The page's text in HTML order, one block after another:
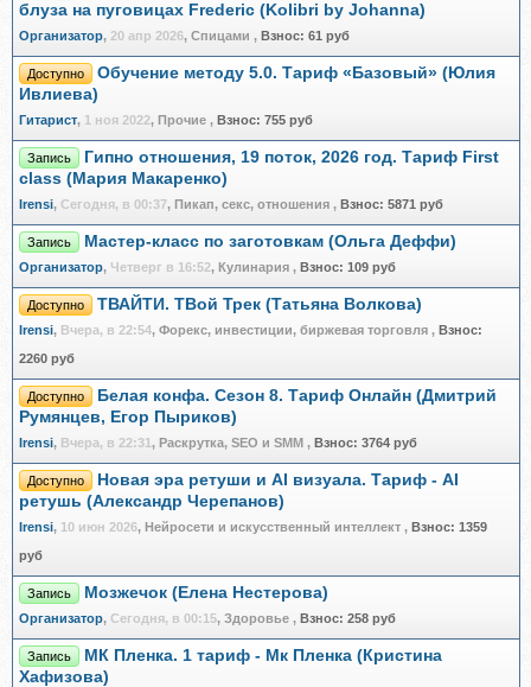
блуза на пуговицах Frederic (Kolibri by Johanna)
Организатор, 20 апр 2026, Спицами , Взнос: 61 руб
Доступно
Обучение методу 5.0. Тариф «Базовый» (Юлия
Ивлиева)
Гитарист, 1 ноя 2022, Прочие , Взнос: 755 руб
Запись
Гипно отношения, 19 поток, 2026 год. Тариф First
class (Мария Макаренко)
Irensi, Сегодня, в 00:37, Пикап, секс, отношения , Взнос: 5871 руб
Запись Мастер-класс по заготовкам (Ольга Деффи)
Организатор, Четверг в 16:52, Кулинария , Взнос: 109 руб
Доступно ТВАЙТИ. ТВой Трек (Татьяна Волкова)
Irensi, Вчера, в 22:54, Форекс, инвестиции, биржевая торговля , Взнос:
2260 руб
Доступно
Белая конфа. Сезон 8. Тариф Онлайн (Дмитрий
Румянцев, Егор Пыриков)
Irensi, Вчера, в 22:31, Раскрутка, SEO и SMM , Взнос: 3764 руб
Доступно
Новая эра ретуши и AI визуала. Тариф - AI
ретушь (Александр Черепанов)
Irensi, 10 июн 2026, Нейросети и искусственный интеллект , Взнос: 1359
руб
Запись Мозжечок (Елена Нестерова)
Организатор, Сегодня, в 00:15, Здоровье , Взнос: 258 руб
Запись
МК Пленка. 1 тариф - Мк Пленка (Кристина
Хафизова)